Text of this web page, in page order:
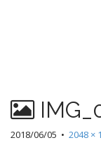
2018/06/05 • 2048 ×